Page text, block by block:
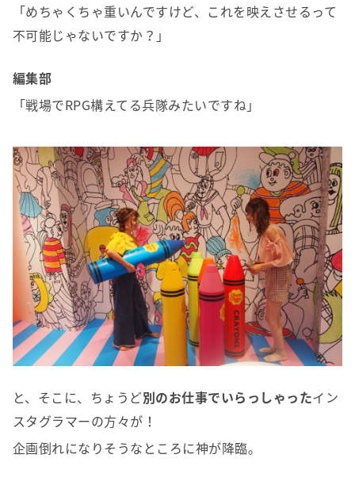
「めちゃくちゃ重いんですけど、これを映えさせるって
不可能じゃないですか？」
編集部
「戦場でRPG構えてる兵隊みたいですね」
と、そこに、ちょうど別のお仕事でいらっしゃったイン
スタグラマーの方々が！
企画倒れになりそうなところに神が降臨。